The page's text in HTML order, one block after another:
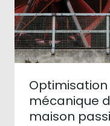
mécanique
maison